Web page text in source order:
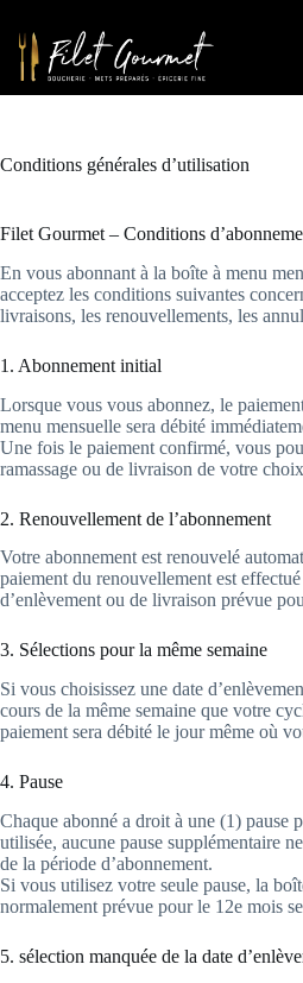
contenu
Conditions générales d’utilisation
Filet Gourmet – Conditions
En vous abonnant à la boîte à menu
acceptez les conditions suivantes
livraisons, les renouvellements, les
1. Abonnement initial
Lorsque vous vous abonnez, le
menu mensuelle sera débité
Une fois le paiement confirmé, vous
ramassage ou de livraison de votre
2. Renouvellement de l’abonnement
Votre abonnement est renouvelé
paiement du renouvellement est
d’enlèvement ou de livraison prévue
3. Sélections pour la même semaine
Si vous choisissez une date
cours de la même semaine que votre
paiement sera débité le jour même où
4. Pause
Chaque abonné a droit à une (1) pause
utilisée, aucune pause supplémentaire
de la période d’abonnement.
Si vous utilisez votre seule pause, la
normalement prévue pour le 12e mois
5. sélection manquée de la date